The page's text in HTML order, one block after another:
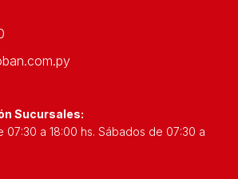
de seguridad
específicas.
una cámara interior para
estás fuera o una cámara exterior
Sucursales:
07:30 a 18:00 hs. Sábados de 07:30 a